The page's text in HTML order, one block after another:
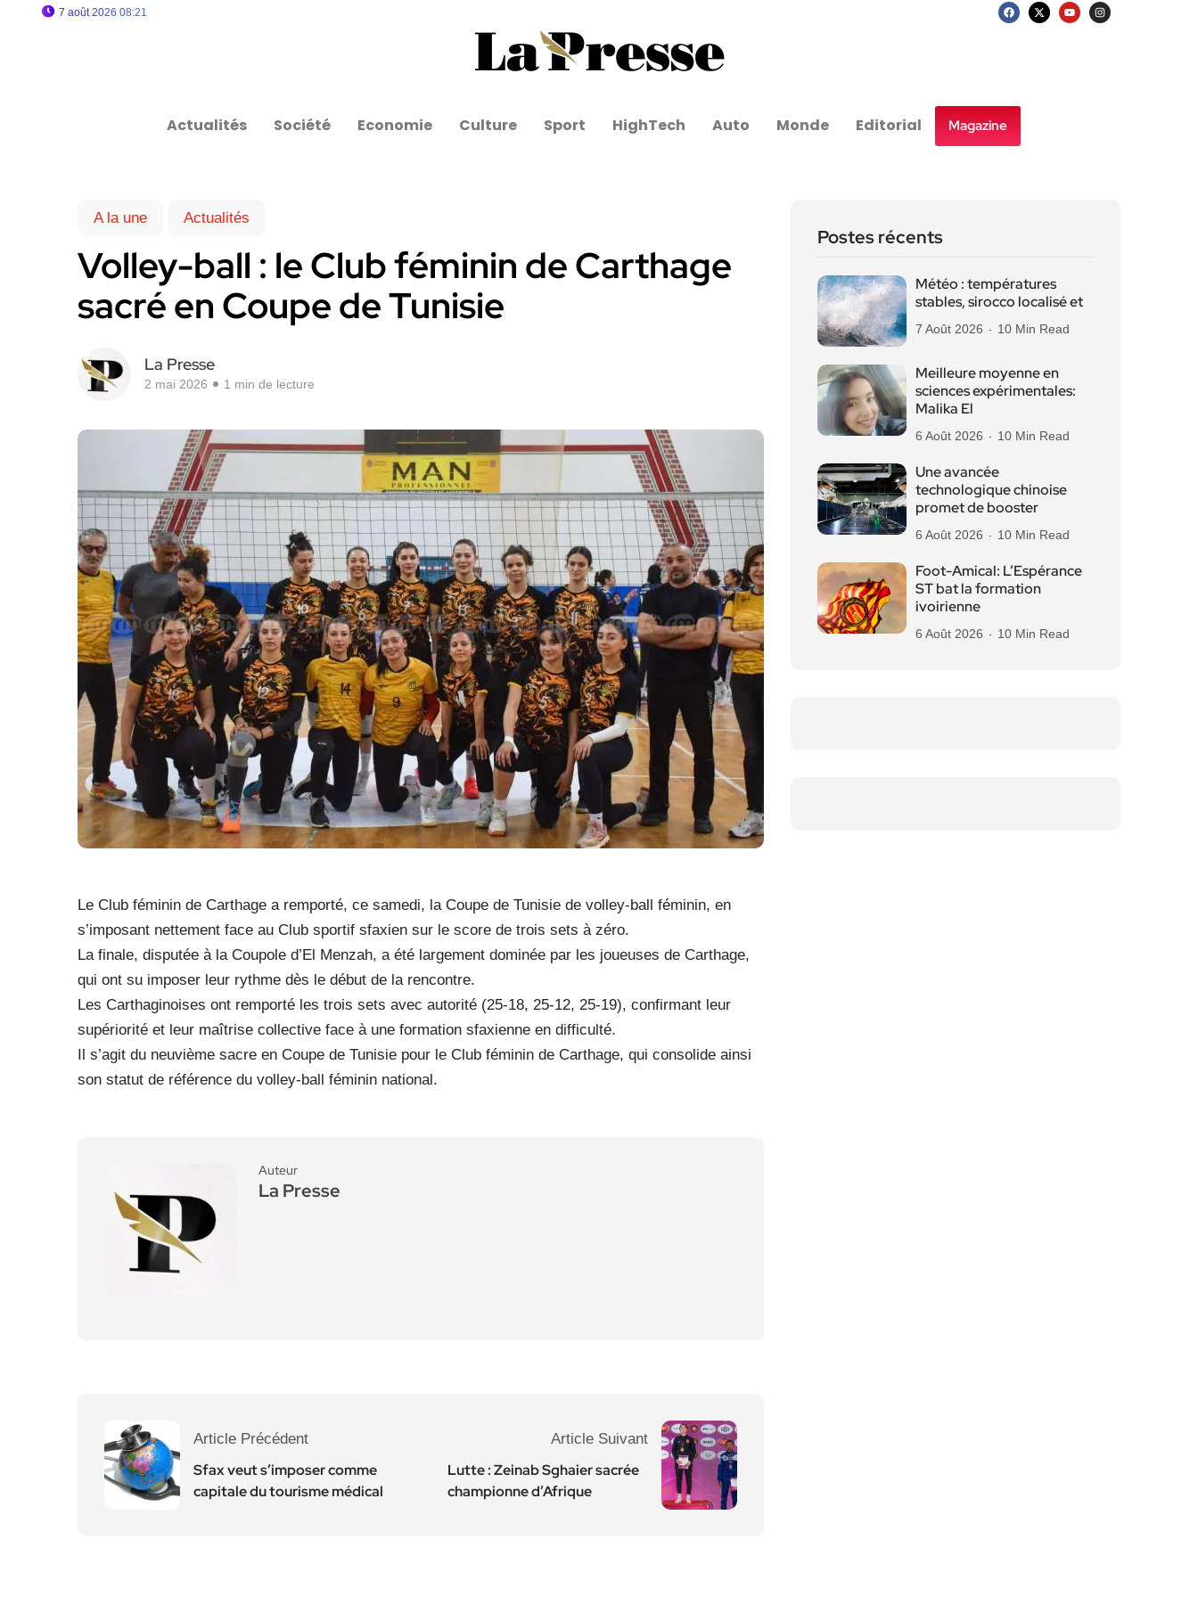
7 août 2026 08:21
Actualités Société Economie Culture Sport HighTech Auto Monde Editorial Magazine
A la une Actualités
Volley-ball : le Club féminin de Carthage
sacré en Coupe de Tunisie
La Presse
2 mai 2026 1 min de lecture
Le Club féminin de Carthage a remporté, ce samedi, la Coupe de Tunisie de volley-ball féminin, en
s’imposant nettement face au Club sportif sfaxien sur le score de trois sets à zéro.
La finale, disputée à la Coupole d’El Menzah, a été largement dominée par les joueuses de Carthage,
qui ont su imposer leur rythme dès le début de la rencontre.
Les Carthaginoises ont remporté les trois sets avec autorité (25-18, 25-12, 25-19), confirmant leur
supériorité et leur maîtrise collective face à une formation sfaxienne en difficulté.
Il s’agit du neuvième sacre en Coupe de Tunisie pour le Club féminin de Carthage, qui consolide ainsi
son statut de référence du volley-ball féminin national.
Auteur
La Presse
Article Précédent
Sfax veut s’imposer comme
capitale du tourisme médical
Article Suivant
Lutte : Zeinab Sghaier sacrée
championne d’Afrique
Postes récents
Météo : températures
stables, sirocco localisé et
7 Août 2026 10 Min Read
Meilleure moyenne en
sciences expérimentales:
Malika El
6 Août 2026 10 Min Read
Une avancée
technologique chinoise
promet de booster
6 Août 2026 10 Min Read
Foot-Amical: L’Espérance
ST bat la formation
ivoirienne
6 Août 2026 10 Min Read